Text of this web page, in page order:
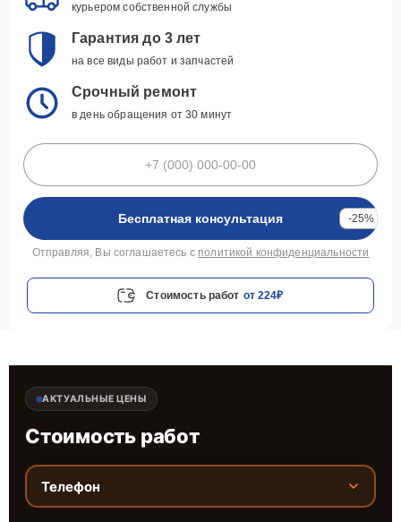
курьером собственной службы
Гарантия до 3 лет
на все виды работ и запчастей
Срочный ремонт
в день обращения от 30 минут
Бесплатная консультация -25%
Отправляя, Вы соглашаетесь с политикой конфиденциальности
Стоимость работ от 224₽
АКТУАЛЬНЫЕ ЦЕНЫ
Стоимость работ
Телефон